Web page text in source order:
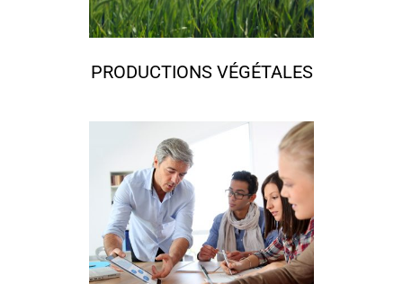
PRODUCTIONS VÉGÉTALES